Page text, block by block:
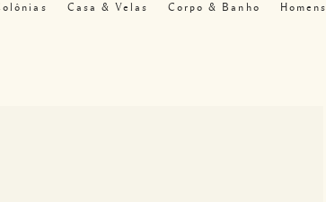
Casa & Velas Corpo & Banho Homens